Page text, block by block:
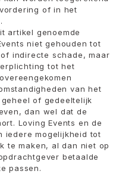
of in het
artikel genoemde
niet gehouden tot
indirecte schade, maar
tot het
van het
of gedeeltelijk
dan wel dat de
Loving Events en de
iedere mogelijkheid tot
te maken, al dan niet op
betaalde
passen.